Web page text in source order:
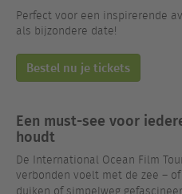
Perfect voor een inspirerende
als bijzondere date!
Bestel nu je tickets
Een must-see voor
houdt
De International Ocean Film
verbonden voelt met de zee –